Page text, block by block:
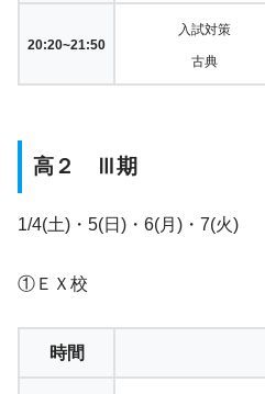
20:20~21:50
入試対策
古典
高２ Ⅲ期
1/4(土)・5(日)・6(月)・7(火)
①ＥＸ校
時間